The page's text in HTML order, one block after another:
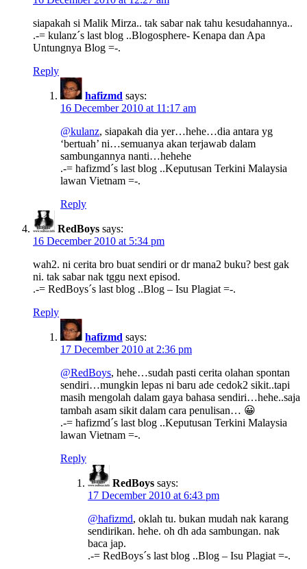
siapakah si Malik Mirza.. tak sabar nak tahu kesudahannya..
.-= kulanz´s last blog ..Blogosphere- Kenapa dan Apa
Untungnya Blog =-.
Reply
hafizmd says:
16 December 2010 at 11:17 am
@kulanz, siapakah dia yer…hehe…dia antara yg
‘bertuah’ ni…semuanya akan terjawab dalam
sambungannya nanti…hehehe
.-= hafizmd´s last blog ..Keputusan Terkini Malaysia
lawan Vietnam =-.
Reply
RedBoys says:
16 December 2010 at 5:34 pm
wah2. ni cerita bro buat sendiri or dr mana2 buku? best gak
ni. tak sabar nak tggu next episod.
.-= RedBoys´s last blog ..Blog – Isu Plagiat =-.
Reply
hafizmd says:
17 December 2010 at 2:36 pm
@RedBoys, hehe…sudah pasti cerita olahan spontan
sendiri…mungkin lepas ni baru ade cedok2 sikit..tapi
masih mengolah dalam gaya bahasa sendiri…hehe..saja
tambah asam sikit dalam cara penulisan… 😀
.-= hafizmd´s last blog ..Keputusan Terkini Malaysia
lawan Vietnam =-.
Reply
RedBoys says:
17 December 2010 at 6:43 pm
@hafizmd, oklah tu. bukan mudah nak karang
sendirikan. hehe. oh dh ada sambungan. nak
baca jap.
.-= RedBoys´s last blog ..Blog – Isu Plagiat =-.